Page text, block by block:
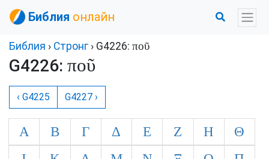
Библия онлайн
Библия › Стронг › G4226: ποῦ
G4226: ποῦ
‹ G4225 G4227 ›
Α Β Γ Δ Ε Ζ Η
Θ